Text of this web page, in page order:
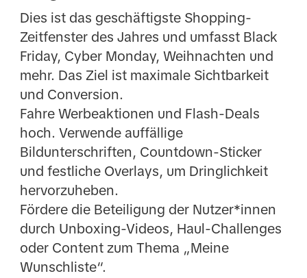
Dies ist das geschäftigste Shopping-
Zeitfenster des Jahres und umfasst Black
Friday, Cyber Monday, Weihnachten und
mehr. Das Ziel ist maximale Sichtbarkeit
und Conversion.
Fahre Werbeaktionen und Flash-Deals
hoch. Verwende auffällige
Bildunterschriften, Countdown-Sticker
und festliche Overlays, um Dringlichkeit
hervorzuheben.
Fördere die Beteiligung der Nutzer*innen
durch Unboxing-Videos, Haul-Challenges
oder Content zum Thema „Meine
Wunschliste“.